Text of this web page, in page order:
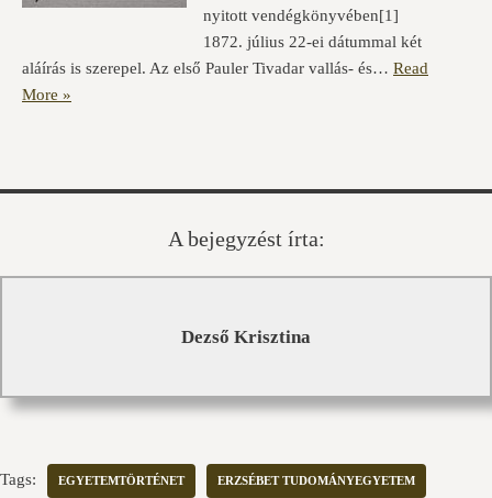
nyitott vendégkönyvében[1]
1872. július 22-ei dátummal két
aláírás is szerepel. Az első Pauler Tivadar vallás- és… Read
More »
A bejegyzést írta:
Dezső Krisztina
Tags: EGYETEMTÖRTÉNET ERZSÉBET TUDOMÁNYEGYETEM